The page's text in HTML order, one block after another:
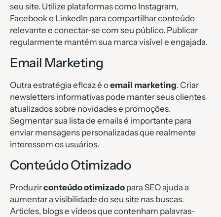
seu site. Utilize plataformas como Instagram,
Facebook e LinkedIn para compartilhar conteúdo
relevante e conectar-se com seu público. Publicar
regularmente mantém sua marca visível e engajada.
Email Marketing
Outra estratégia eficaz é oemail marketing. Criar
newsletters informativas pode manter seus clientes
atualizados sobre novidades e promoções.
Segmentar sua lista de emails é importante para
enviar mensagens personalizadas que realmente
interessem os usuários.
Conteúdo Otimizado
Produzirconteúdo otimizado para SEO ajuda a
aumentar a visibilidade do seu site nas buscas.
Articles, blogs e vídeos que contenham palavras-